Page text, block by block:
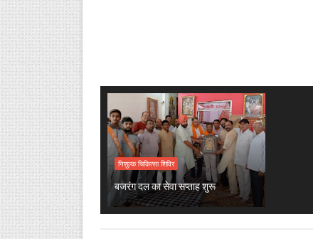
निशुल्क चिकित्सा शिविर
बजरंग दल का सेवा सप्ताह शुरू